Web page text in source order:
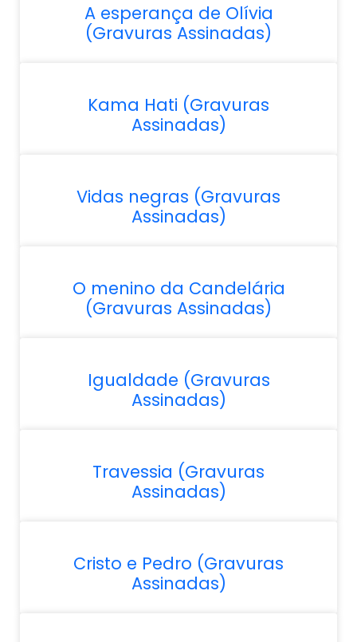
A esperança de Olívia
(Gravuras Assinadas)
Kama Hati (Gravuras
Assinadas)
Vidas negras (Gravuras
Assinadas)
O menino da Candelária
(Gravuras Assinadas)
Igualdade (Gravuras
Assinadas)
Travessia (Gravuras
Assinadas)
Cristo e Pedro (Gravuras
Assinadas)